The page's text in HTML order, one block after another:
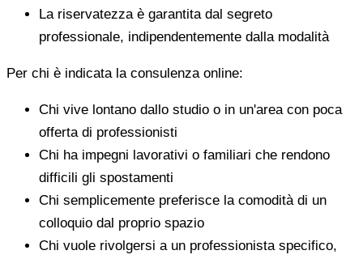
La riservatezza è garantita dal segreto
professionale, indipendentemente dalla modalità
Per chi è indicata la consulenza online:
Chi vive lontano dallo studio o in un'area con poca
offerta di professionisti
Chi ha impegni lavorativi o familiari che rendono
difficili gli spostamenti
Chi semplicemente preferisce la comodità di un
colloquio dal proprio spazio
Chi vuole rivolgersi a un professionista specifico,